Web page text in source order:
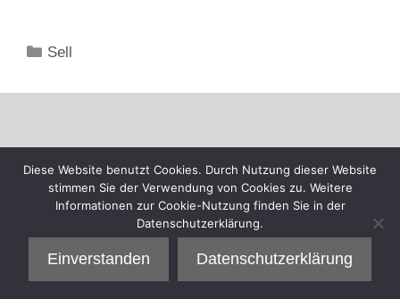
Kategorien
Sell
Diese Website benutzt Cookies. Durch Nutzung dieser Website
stimmen Sie der Verwendung von Cookies zu. Weitere
Informationen zur Cookie-Nutzung finden Sie in der
Datenschutzerklärung.
Einverstanden Datenschutzerklärung